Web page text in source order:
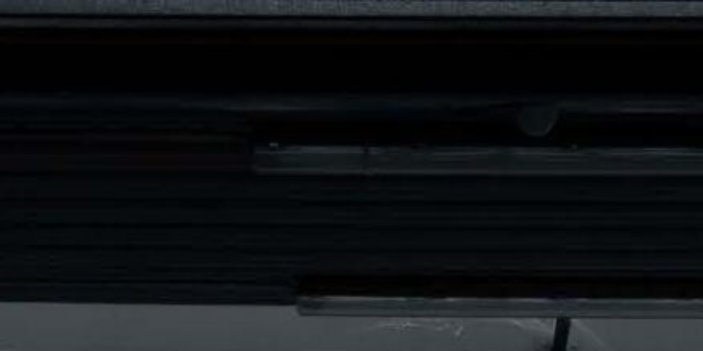
92150 Suresnes info@francelimousineservices.fr (+33) 01 80